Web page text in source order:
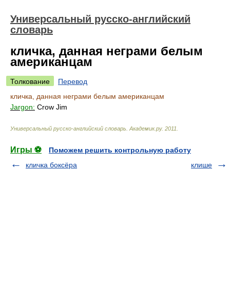
Универсальный русско-английский
словарь
кличка, данная неграми белым
американцам
Толкование
Перевод
кличка, данная неграми белым американцам
Jargon: Crow Jim
Универсальный русско-английский словарь Академик.ру. 2011
Игры ⚽
Поможем решить контрольную работу
кличка боксёра
клише